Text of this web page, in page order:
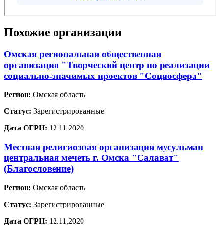
Похожие организации
Омская региональная общественная
организация "Творческий центр по реализации
социально-значимых проектов "Социосфера"
Регион: Омская область
Статус: Зарегистрированные
Дата ОГРН: 12.11.2020
Местная религиозная организация мусульман
центральная мечеть г. Омска "Салават"
(Благословение)
Регион: Омская область
Статус: Зарегистрированные
Дата ОГРН: 12.11.2020